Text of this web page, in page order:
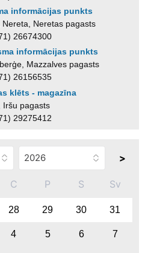
informācijas punkts
Nereta, Neretas pagasts
26674300
informācijas punkts
Mazzalves pagasts
26156535
klēts - magazīna
Iršu pagasts
29275412
>
C P S Sv
28 29 30 31
4 5 6 7